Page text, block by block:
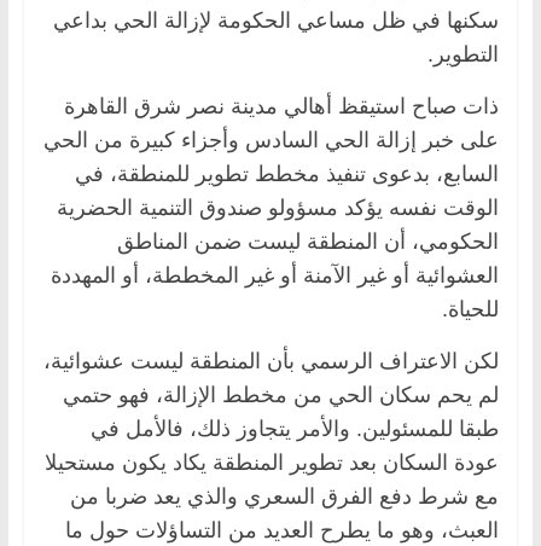
سكنها في ظل مساعي الحكومة لإزالة الحي بداعي
التطوير.
ذات صباح استيقظ أهالي مدينة نصر شرق القاهرة
على خبر إزالة الحي السادس وأجزاء كبيرة من الحي
السابع، بدعوى تنفيذ مخطط تطوير للمنطقة، في
الوقت نفسه يؤكد مسؤولو صندوق التنمية الحضرية
الحكومي، أن المنطقة ليست ضمن المناطق
العشوائية أو غير الآمنة أو غير المخططة، أو المهددة
للحياة.
لكن الاعتراف الرسمي بأن المنطقة ليست عشوائية،
لم يحم سكان الحي من مخطط الإزالة، فهو حتمي
طبقا للمسئولين. والأمر يتجاوز ذلك، فالأمل في
عودة السكان بعد تطوير المنطقة يكاد يكون مستحيلا
مع شرط دفع الفرق السعري والذي يعد ضربا من
العبث، وهو ما يطرح العديد من التساؤلات حول ما